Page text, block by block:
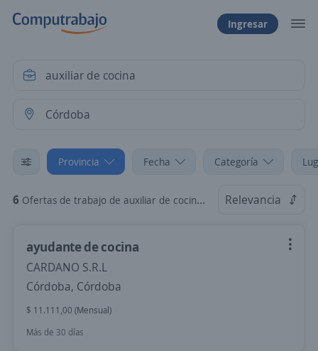
Ingresar
Provincia Fecha Categoría
6 Ofertas de trabajo de auxiliar de cocina en Córdoba, Córdoba Relevancia
ayudante de cocina
CARDANO S.R.L
Córdoba, Córdoba
$ 11.111,00 (Mensual)
Más de 30 días